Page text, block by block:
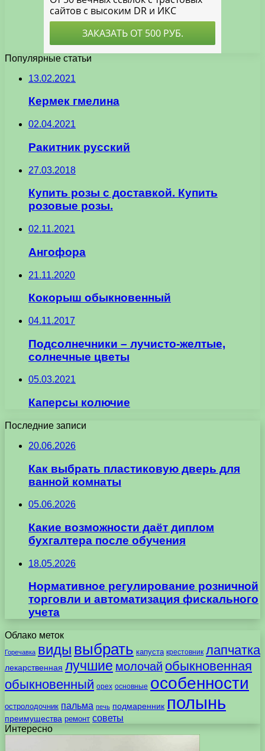
Популярные статьи
13.02.2021
Кермек гмелина
02.04.2021
Ракитник русский
27.03.2018
Купить розы с доставкой. Купить
розовые розы.
02.11.2021
Ангофора
21.11.2020
Кокорыш обыкновенный
04.11.2017
Подсолнечники – лучисто-желтые,
солнечные цветы
05.03.2021
Каперсы колючие
Последние записи
20.06.2026
Как выбрать пластиковую дверь для
ванной комнаты
05.06.2026
Какие возможности даёт диплом
бухгалтера после обучения
18.05.2026
Нормативное регулирование розничной
торговли и автоматизация фискального
учета
Облако меток
Горечавка виды выбрать капуста крестовник лапчатка
лекарственная лучшие молочай обыкновенная
обыкновенный орех основные особенности
остролодочник пальма печь подмаренник полынь
преимущества ремонт советы
Интересно